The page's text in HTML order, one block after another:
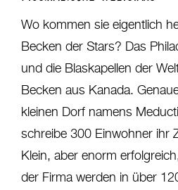
Wo kommen sie eigentlich
Becken der Stars? Das
und die Blaskapellen der
Becken aus Kanada.
kleinen Dorf namens
schreibe 300 Einwohner ihr
Klein, aber enorm
der Firma werden in über